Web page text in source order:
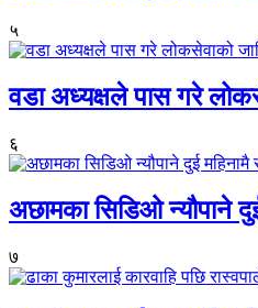
५
वडा अध्यक्षले पास गरे
६
अछामका सिडिओ न्यौपाने
७